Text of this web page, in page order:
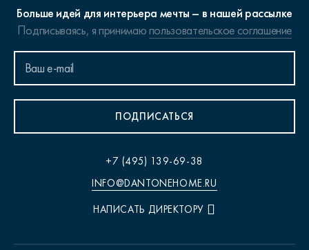
Больше идей для интерьера мечты – в нашей рассылке
Подписываясь, я принимаюпользовательское соглашение
ПОДПИСАТЬСЯ
+7 (495) 139-69-38
INFO@DANTONEHOME.RU
НАПИСАТЬ ДИРЕКТОРУ